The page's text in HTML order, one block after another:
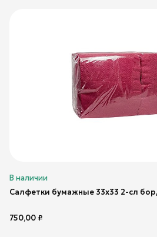
В наличии
Салфетки бумажные 33х33 2-сл
750,00₽